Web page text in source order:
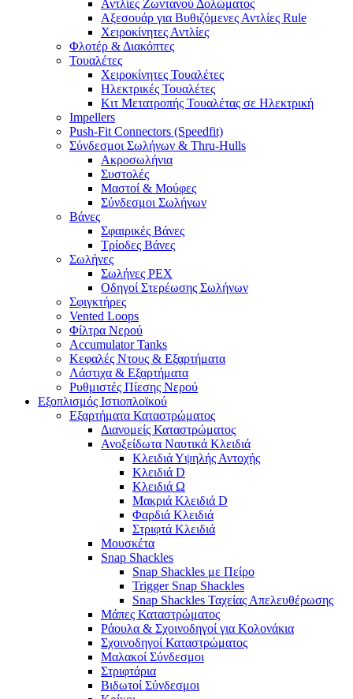
Αντλίες Ζωντανού Δολώματος
Αξεσουάρ για Βυθιζόμενες Αντλίες Rule
Χειροκίνητες Αντλίες
Φλοτέρ & Διακόπτες
Τουαλέτες
Χειροκίνητες Τουαλέτες
Ηλεκτρικές Τουαλέτες
Κιτ Μετατροπής Τουαλέτας σε Ηλεκτρική
Impellers
Push-Fit Connectors (Speedfit)
Σύνδεσμοι Σωλήνων & Thru-Hulls
Ακροσωλήνια
Συστολές
Μαστοί & Μούφες
Σύνδεσμοι Σωλήνων
Βάνες
Σφαιρικές Βάνες
Τρίοδες Βάνες
Σωλήνες
Σωλήνες PEX
Οδηγοί Στερέωσης Σωλήνων
Σφιγκτήρες
Vented Loops
Φίλτρα Νερού
Accumulator Tanks
Κεφαλές Ντους & Εξαρτήματα
Λάστιχα & Εξαρτήματα
Ρυθμιστές Πίεσης Νερού
Εξοπλισμός Ιστιοπλοϊκού
Εξαρτήματα Καταστρώματος
Διανομείς Καταστρώματος
Ανοξείδωτα Ναυτικά Κλειδιά
Κλειδιά Υψηλής Αντοχής
Κλειδιά D
Κλειδιά Ω
Μακριά Κλειδιά D
Φαρδιά Κλειδιά
Στριφτά Κλειδιά
Μουσκέτα
Snap Shackles
Snap Shackles με Πείρο
Trigger Snap Shackles
Snap Shackles Ταχείας Απελευθέρωσης
Μάπες Καταστρώματος
Ράουλα & Σχοινοδηγοί για Κολονάκια
Σχοινοδηγοί Καταστρώματος
Μαλακοί Σύνδεσμοι
Στριφτάρια
Βιδωτοί Σύνδεσμοι